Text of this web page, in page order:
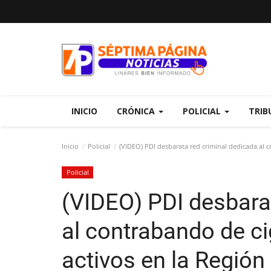
INICIO CRÓNICA POLICIAL
Inicio Policial (VIDEO) PDI desbarata red criminal dedicada
Policial
(VIDEO) PDI
al contrabando de
activos en la